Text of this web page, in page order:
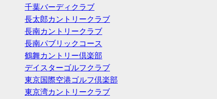
千葉バーディクラブ
長太郎カントリークラブ
長南カントリークラブ
長南パブリックコース
鶴舞カントリー倶楽部
デイスターゴルフクラブ
東京国際空港ゴルフ倶楽部
東京湾カントリークラブ